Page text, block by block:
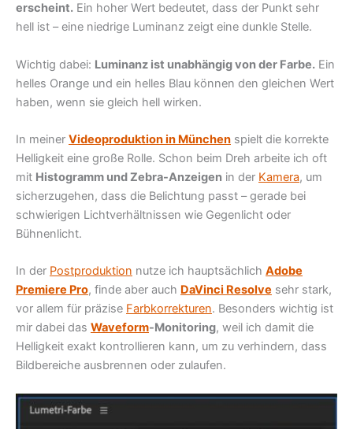
erscheint. Ein hoher Wert bedeutet, dass der Punkt sehr
hell ist – eine niedrige Luminanz zeigt eine dunkle Stelle.
Wichtig dabei: Luminanz ist unabhängig von der Farbe. Ein
helles Orange und ein helles Blau können den gleichen Wert
haben, wenn sie gleich hell wirken.
In meiner Videoproduktion in München spielt die korrekte
Helligkeit eine große Rolle. Schon beim Dreh arbeite ich oft
mit Histogramm und Zebra-Anzeigen in der Kamera, um
sicherzugehen, dass die Belichtung passt – gerade bei
schwierigen Lichtverhältnissen wie Gegenlicht oder
Bühnenlicht.
In der Postproduktion nutze ich hauptsächlich Adobe
Premiere Pro, finde aber auch DaVinci Resolve sehr stark,
vor allem für präzise Farbkorrekturen. Besonders wichtig ist
mir dabei das Waveform-Monitoring, weil ich damit die
Helligkeit exakt kontrollieren kann, um zu verhindern, dass
Bildbereiche ausbrennen oder zulaufen.